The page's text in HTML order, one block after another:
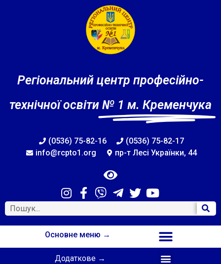
Регіональний центр професійно-
технічної освіти № 1 м. Кременчука
(0536) 75-82-16
(0536) 75-82-17
info@rcpto1.org
пр-т Лесі Українки, 44
Основне меню →
Додаткове →